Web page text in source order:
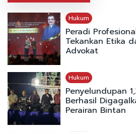
Hukum
Peradi
Tekankan Etika
Advokat
Hukum
Penyelundupan
Berhasil
Perairan Bintan